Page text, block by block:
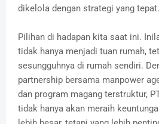
dikelola dengan strategi yang tepat.
Pilihan di hadapan kita saat ini.
tidak hanya menjadi tuan rumah,
sesungguhnya di rumah sendiri.
partnership bersama manpower
dan program magang terstruktur,
tidak hanya akan meraih